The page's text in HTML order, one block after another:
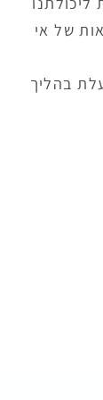
של אי
בהליך